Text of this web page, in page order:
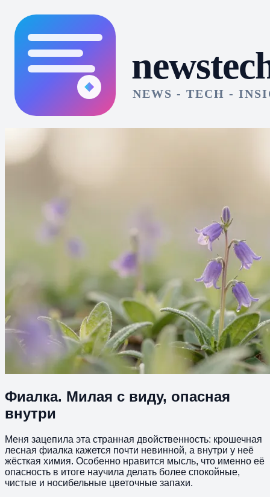
Фиалка. Милая с виду, опасная
внутри
Меня зацепила эта странная двойственность: крошечная
лесная фиалка кажется почти невинной, а внутри у неё
жёсткая химия. Особенно нравится мысль, что именно её
опасность в итоге научила делать более спокойные,
чистые и носибельные цветочные запахи.